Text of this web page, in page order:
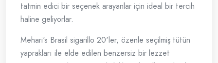
tatmin edici bir seçenek arayanlar için ideal bir tercih
haline geliyorlar.
Mehari's Brasil sigarillo 20'ler, özenle seçilmiş tütün
yaprakları ile elde edilen benzersiz bir lezzet